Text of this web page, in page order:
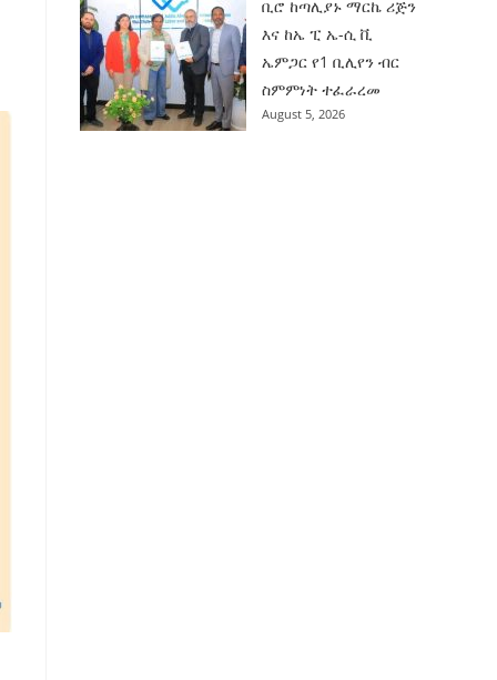
ቢሮ ከጣሊያኑ ማርኬ ሪጅን
እና ከኤ ፒ ኤ-ሲ ቪ
ኤምጋር የ1 ቢሊየን ብር
ስምምነት ተፈራረመ
August 5, 2026